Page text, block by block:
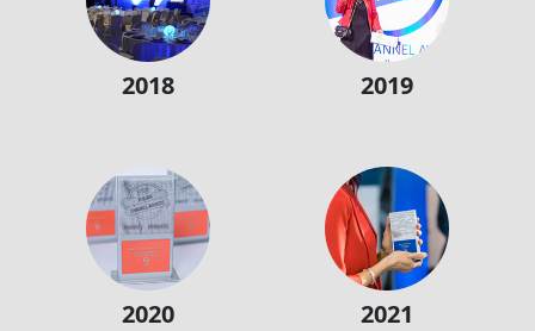
2018 2019
2020 2021